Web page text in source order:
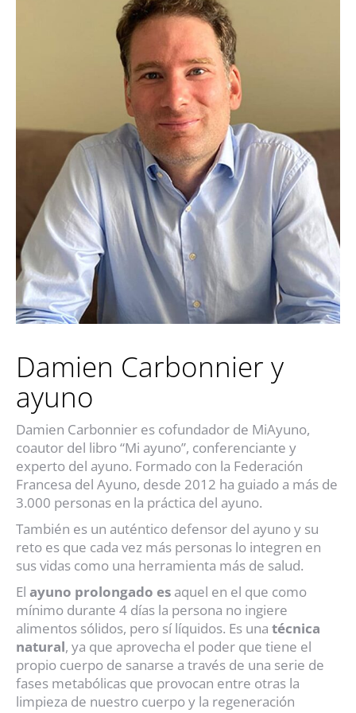
Damien Carbonnier y
ayuno
Damien Carbonnier es cofundador de MiAyuno,
coautor del libro “Mi ayuno”, conferenciante y
experto del ayuno. Formado con la Federación
Francesa del Ayuno, desde 2012 ha guiado a más de
3.000 personas en la práctica del ayuno.
También es un auténtico defensor del ayuno y su
reto es que cada vez más personas lo integren en
sus vidas como una herramienta más de salud.
El ayuno prolongado es aquel en el que como
mínimo durante 4 días la persona no ingiere
alimentos sólidos, pero sí líquidos. Es una técnica
natural, ya que aprovecha el poder que tiene el
propio cuerpo de sanarse a través de una serie de
fases metabólicas que provocan entre otras la
limpieza de nuestro cuerpo y la regeneración